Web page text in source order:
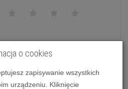
mailowo lub telefonicznie.
o cookies
zapisywanie wszystkich
urządzeniu. Kliknięcie